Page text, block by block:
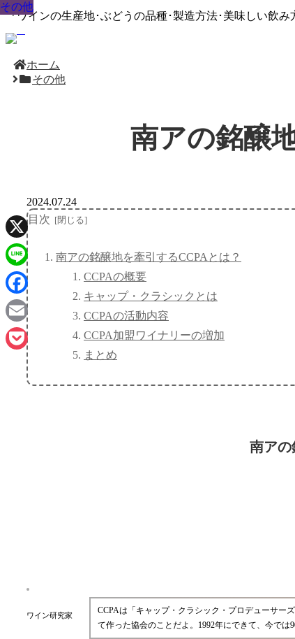
『ワインの生産地･ぶどうの品種･製造方法･美味しい飲
ホーム
その他
南アの銘醸
その他
2024.07.24
目次
南アの銘醸地を牽引するCCPAとは？
CCPAの概要
キャップ・クラシックとは
CCPAの活動内容
CCPA加盟ワイナリーの増加
まとめ
南アの
ワイン研究家
CCPAは「キャップ・クラシック・プロデューサー
て作った協会のことだよ。1992年にできて、今では
その他
その他
その他
その他
その他
その他
その他
その他
X
Line
Facebook
Email
Pocket